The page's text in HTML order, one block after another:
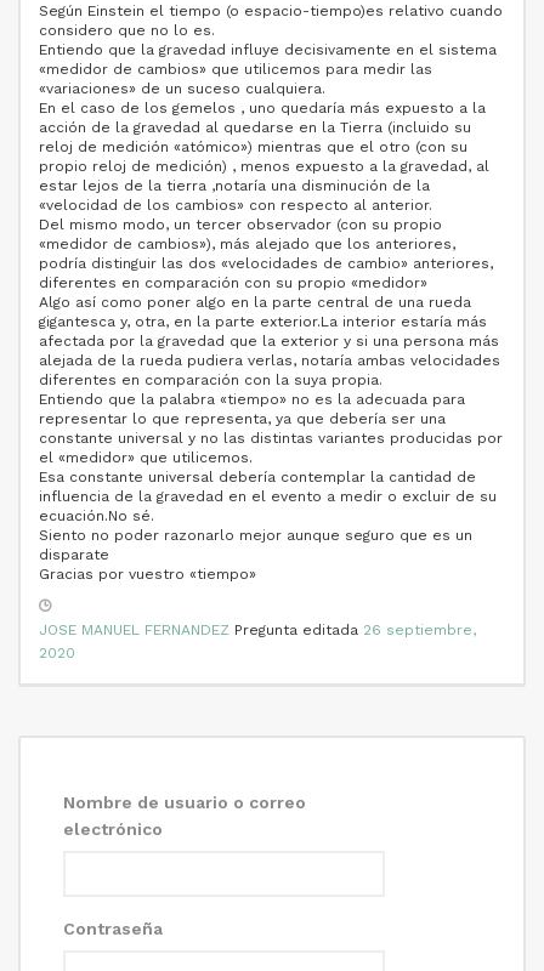
Según Einstein el tiempo (o espacio-tiempo)es relativo cuando
considero que no lo es.
Entiendo que la gravedad influye decisivamente en el sistema
«medidor de cambios» que utilicemos para medir las
«variaciones» de un suceso cualquiera.
En el caso de los gemelos , uno quedaría más expuesto a la
acción de la gravedad al quedarse en la Tierra (incluido su
reloj de medición «atómico») mientras que el otro (con su
propio reloj de medición) , menos expuesto a la gravedad, al
estar lejos de la tierra ,notaría una disminución de la
«velocidad de los cambios» con respecto al anterior.
Del mismo modo, un tercer observador (con su propio
«medidor de cambios»), más alejado que los anteriores,
podría distinguir las dos «velocidades de cambio» anteriores,
diferentes en comparación con su propio «medidor»
Algo así como poner algo en la parte central de una rueda
gigantesca y, otra, en la parte exterior.La interior estaría más
afectada por la gravedad que la exterior y si una persona más
alejada de la rueda pudiera verlas, notaría ambas velocidades
diferentes en comparación con la suya propia.
Entiendo que la palabra «tiempo» no es la adecuada para
representar lo que representa, ya que debería ser una
constante universal y no las distintas variantes producidas por
el «medidor» que utilicemos.
Esa constante universal debería contemplar la cantidad de
influencia de la gravedad en el evento a medir o excluir de su
ecuación.No sé.
Siento no poder razonarlo mejor aunque seguro que es un
disparate
Gracias por vuestro «tiempo»
JOSE MANUEL FERNANDEZ Pregunta editada 26 septiembre,
2020
Nombre de usuario o correo
electrónico
Contraseña